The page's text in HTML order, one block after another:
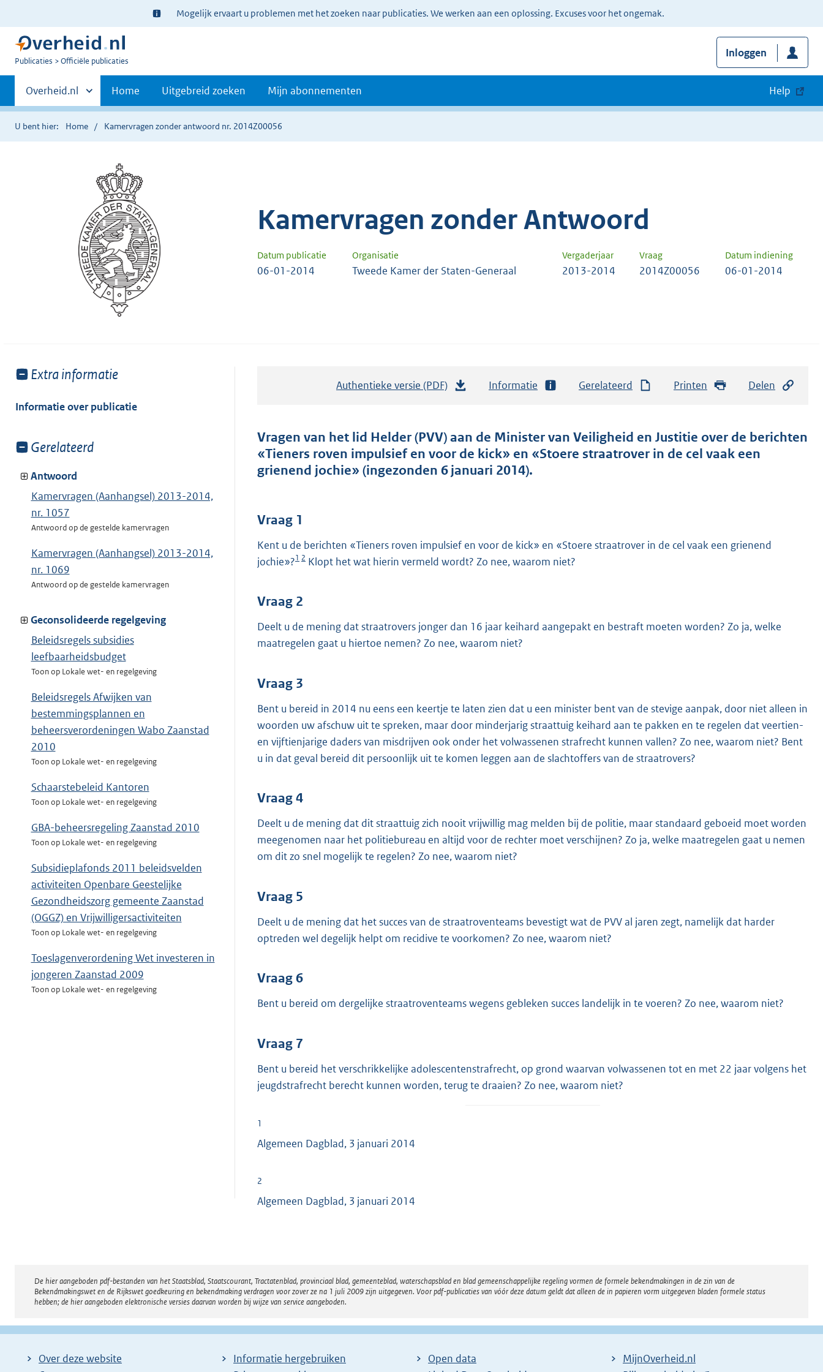
Ter
informatie:
Mogelijk ervaart u problemen met het zoeken naar publicaties. We werken aan een oplossing. Excuses voor het ongemak.
U
Publicaties Officiële publicaties
Inloggen
Primaire
navigatie
Andere
sites
binnen
Overheid.nl Home Uitgebreid zoeken Mijn abonnementen Help
U bent hier: Home Kamervragen zonder antwoord nr. 2014Z00056
Kamervragen zonder Antwoord
Datum publicatie Organisatie Vergaderjaar Vraag Datum indiening
06-01-2014 Tweede Kamer der Staten-Generaal 2013-2014 2014Z00056 06-01-2014
Toon
van:
Extra informatie
Informatie over publicatie
Toon
van:
Gerelateerd
Antwoord
Kamervragen (Aanhangsel) 2013-2014,
nr. 1057
Antwoord op de gestelde kamervragen
Kamervragen (Aanhangsel) 2013-2014,
nr. 1069
Antwoord op de gestelde kamervragen
Geconsolideerde regelgeving
Beleidsregels subsidies
leefbaarheidsbudget
Toon op Lokale wet- en regelgeving
Beleidsregels Afwijken van
bestemmingsplannen en
beheersverordeningen Wabo Zaanstad
2010
Toon op Lokale wet- en regelgeving
Schaarstebeleid Kantoren
Toon op Lokale wet- en regelgeving
GBA-beheersregeling Zaanstad 2010
Toon op Lokale wet- en regelgeving
Subsidieplafonds 2011 beleidsvelden
activiteiten Openbare Geestelijke
Gezondheidszorg gemeente Zaanstad
(OGGZ) en Vrijwilligersactiviteiten
Toon op Lokale wet- en regelgeving
Toeslagenverordening Wet investeren in
jongeren Zaanstad 2009
Toon op Lokale wet- en regelgeving
Authentieke versie (PDF)
t
a
n
o
o
3
Informatie Gerelateerd Printen Delen
Vragen van het lid Helder (PVV) aan de Minister van Veiligheid en Justitie over de berichten
«Tieners roven impulsief en voor de kick» en «Stoere straatrover in de cel vaak een
grienend jochie» (ingezonden 6 januari 2014).
Vraag 1
Kent u de berichten «Tieners roven impulsief en voor de kick» en «Stoere straatrover in de cel vaak een grienend
jochie»?1 2 Klopt het wat hierin vermeld wordt? Zo nee, waarom niet?
Vraag 2
Deelt u de mening dat straatrovers jonger dan 16 jaar keihard aangepakt en bestraft moeten worden? Zo ja, welke
maatregelen gaat u hiertoe nemen? Zo nee, waarom niet?
Vraag 3
Bent u bereid in 2014 nu eens een keertje te laten zien dat u een minister bent van de stevige aanpak, door niet alleen in
woorden uw afschuw uit te spreken, maar door minderjarig straattuig keihard aan te pakken en te regelen dat veertien-
en vijftienjarige daders van misdrijven ook onder het volwassenen strafrecht kunnen vallen? Zo nee, waarom niet? Bent
u in dat geval bereid dit persoonlijk uit te komen leggen aan de slachtoffers van de straatrovers?
Vraag 4
Deelt u de mening dat dit straattuig zich nooit vrijwillig mag melden bij de politie, maar standaard geboeid moet worden
meegenomen naar het politiebureau en altijd voor de rechter moet verschijnen? Zo ja, welke maatregelen gaat u nemen
om dit zo snel mogelijk te regelen? Zo nee, waarom niet?
Vraag 5
Deelt u de mening dat het succes van de straatroventeams bevestigt wat de PVV al jaren zegt, namelijk dat harder
optreden wel degelijk helpt om recidive te voorkomen? Zo nee, waarom niet?
Vraag 6
Bent u bereid om dergelijke straatroventeams wegens gebleken succes landelijk in te voeren? Zo nee, waarom niet?
Vraag 7
Bent u bereid het verschrikkelijke adolescentenstrafrecht, op grond waarvan volwassenen tot en met 22 jaar volgens het
jeugdstrafrecht berecht kunnen worden, terug te draaien? Zo nee, waarom niet?
1
Algemeen Dagblad, 3 januari 2014
2
Algemeen Dagblad, 3 januari 2014
Disclaimer
De hier aangeboden pdf-bestanden van het Staatsblad, Staatscourant, Tractatenblad, provinciaal blad, gemeenteblad, waterschapsblad en blad gemeenschappelijke regeling vormen de formele bekendmakingen in de zin van de
Bekendmakingswet en de Rijkswet goedkeuring en bekendmaking verdragen voor zover ze na 1 juli 2009 zijn uitgegeven. Voor pdf-publicaties van vóór deze datum geldt dat alleen de in papieren vorm uitgegeven bladen formele status
hebben; de hier aangeboden elektronische versies daarvan worden bij wijze van service aangeboden.
Over deze website
Informatie hergebruiken
Open data
MijnOverheid.nl